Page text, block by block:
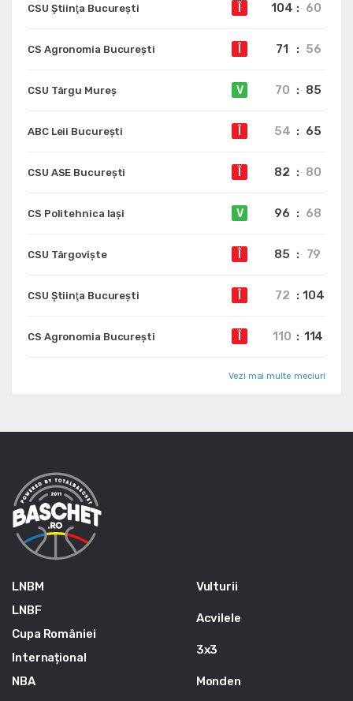
CSU Ştiinţa Bucureşti 104 : 60
CS Agronomia București 71 : 56
CSU Târgu Mureș V 70 : 85
ABC Leii București 54 : 65
CSU ASE București 82 : 80
CS Politehnica Iași V 96 : 68
CSU Târgoviște 85 : 79
CSU Ştiinţa Bucureşti 72 : 104
CS Agronomia București 110 : 114
Vezi mai multe meciuri
LNBM
LNBF
Cupa României
Internațional
NBA
Vulturii
Acvilele
3x3
Monden